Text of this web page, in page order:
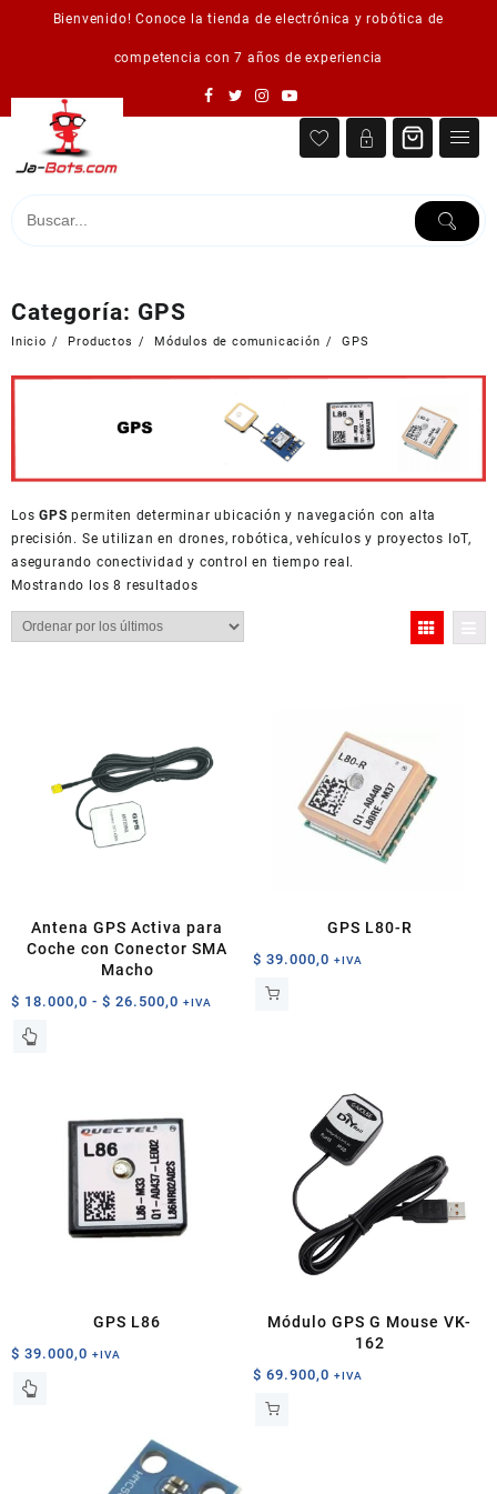
Bienvenido! Conoce la tienda de electrónica y robótica de
competencia con 7 años de experiencia
Categoría: GPS
Inicio Productos Módulos de comunicación GPS
LosGPS permiten determinar ubicación y navegación con alta
precisión. Se utilizan en drones, robótica, vehículos y proyectos IoT,
asegurando conectividad y control en tiempo real.
Mostrando los 8 resultadosOrdenado
por
Antena GPS Activa para
Coche con Conector SMA
Macho
$ 18.000,0 - $ 26.500,0 Rango
hasta
$ 26.500,0
+IVA
Este
variantes.
producto
GPS L80-R
$ 39.000,0 +IVA
GPS L86
$ 39.000,0 +IVA
Módulo GPS G Mouse VK-
162
$ 69.900,0 +IVA